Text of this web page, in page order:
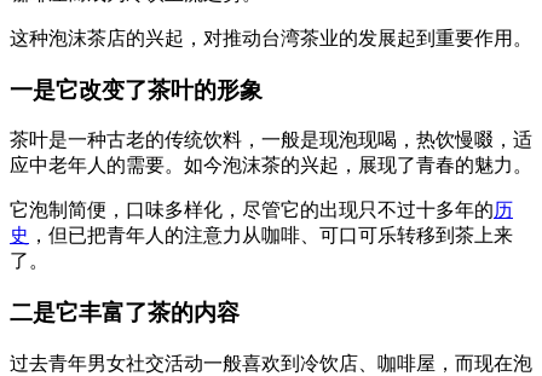
这种泡沫茶店的兴起，对推动台湾茶业的发展起到重要作用。
一是它改变了茶叶的形象
茶叶是一种古老的传统饮料，一般是现泡现喝，热饮慢啜，适
应中老年人的需要。如今泡沫茶的兴起，展现了青春的魅力。
它泡制简便，口味多样化，尽管它的出现只不过十多年的历
史 ，但已把青年人的注意力从咖啡、可口可乐转移到茶上来
了。
二是它丰富了茶的内容
过去青年男女社交活动一般喜欢到冷饮店、咖啡屋，而现在泡